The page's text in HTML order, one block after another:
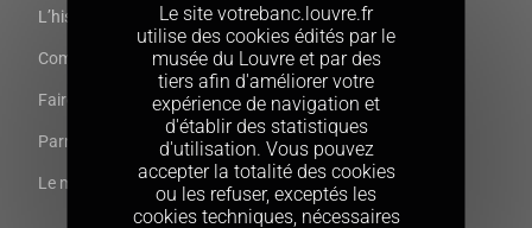
L’histoire des bancs
Comment participer ?
Faire un don
Parrainer un banc à plusieurs
Le mur des donateurs
FAQ
Livre d’or
Prendre contact
Le site votrebanc.louvre.fr
utilise des cookies édités par le
musée du Louvre et par des
tiers afin d'améliorer votre
expérience de navigation et
d'établir des statistiques
d'utilisation. Vous pouvez
accepter la totalité des cookies
ou les refuser, exceptés les
cookies techniques, nécessaires